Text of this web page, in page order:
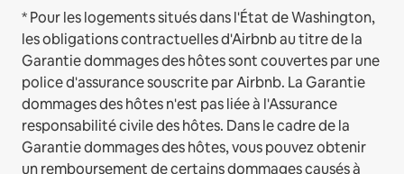
* Pour les logements situés dans l'État de Washington,
les obligations contractuelles d'Airbnb au titre de la
Garantie dommages des hôtes sont couvertes par une
police d'assurance souscrite par Airbnb. La Garantie
dommages des hôtes n'est pas liée à l'Assurance
responsabilité civile des hôtes. Dans le cadre de la
Garantie dommages des hôtes, vous pouvez obtenir
un remboursement de certains dommages causés à